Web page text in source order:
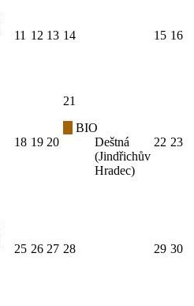
11 12 13 14 15 16
18 19 20
21
BIO
Deštná
(Jindřichův
Hradec)
22 23
25 26 27 28 29 30